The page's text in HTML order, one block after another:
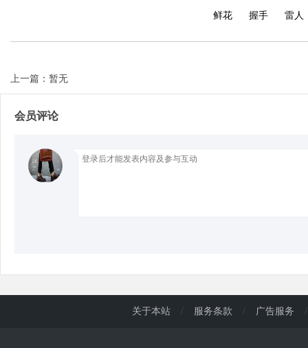
鲜花 握手 雷人
上一篇：暂无
会员评论
关于本站 / 服务条款 / 广告服务 /